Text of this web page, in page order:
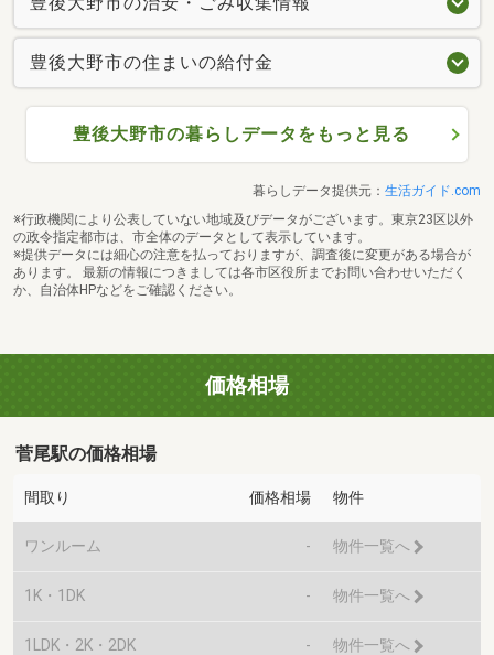
豊後大野市の住まいの給付金
豊後大野市の暮らしデータをもっと見る
暮らしデータ提供元： 生活ガイド.com
※行政機関により公表していない地域及びデータがございます。東京23区以外
の政令指定都市は、市全体のデータとして表示しています。
※提供データには細心の注意を払っておりますが、調査後に変更がある場合が
あります。 最新の情報につきましては各市区役所までお問い合わせいただく
か、自治体HPなどをご確認ください。
価格相場
菅尾駅の価格相場
間取り 価格相場 物件
ワンルーム - 物件一覧へ
1K・1DK - 物件一覧へ
1LDK・2K・2DK - 物件一覧へ